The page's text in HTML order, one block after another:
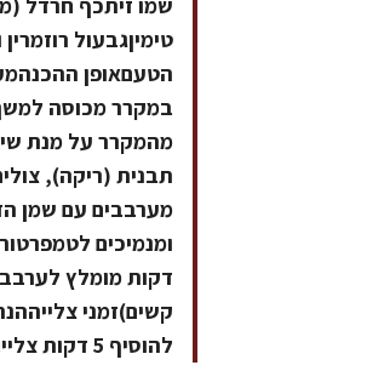
טימיןגבעול
הטעםאופן
מהמקרר על מנת
מערבבים עם שמן
דקות מומלץ
קשים)זמני
להוסיף 5 דקות צלייה על כל 100 גרם נוספים.